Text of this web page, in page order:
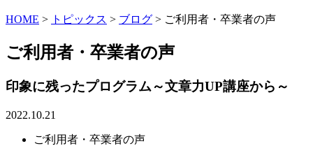
HOME > トピックス > ブログ > ご利用者・卒業者の声
ご利用者・卒業者の声
印象に残ったプログラム～文章力UP講座から～
2022.10.21
ご利用者・卒業者の声